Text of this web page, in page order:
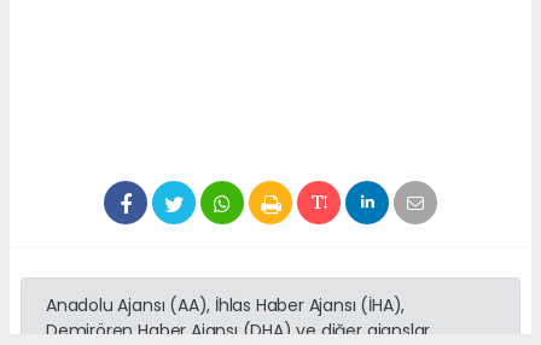
Anadolu Ajansı (AA), İhlas Haber Ajansı (İHA),
Demirören Haber Ajansı (DHA) ve diğer ajanslar